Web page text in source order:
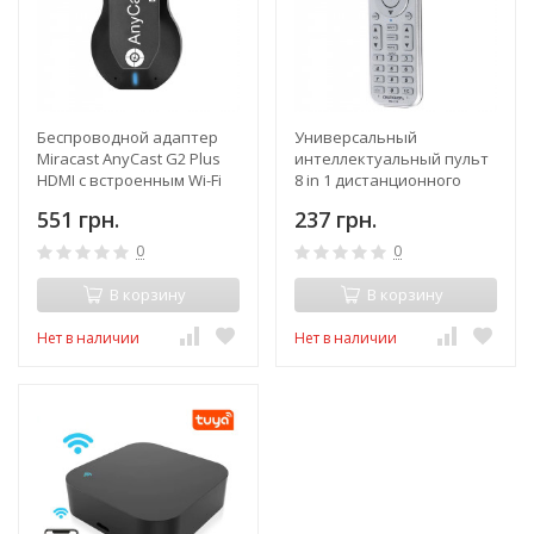
Беспроводной адаптер
Miracast AnyCast G2 Plus
HDMI с встроенным Wi-Fi
551 грн.
0
В корзину
Нет в наличии
Универсальный
интеллектуальный пульт
8 in 1 дистанционного
CBL, DVD, SAT, DVB
237 грн.
0
В корзину
Нет в наличии